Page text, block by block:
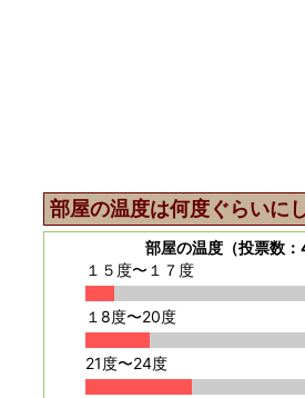
部屋の温度は何度ぐらいに
部屋の温度 （投票数：
１５度〜１７度
１8度〜20度
21度〜24度